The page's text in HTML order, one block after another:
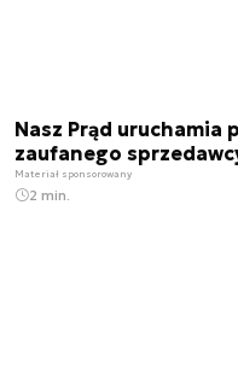
Nasz Prąd uruchamia
zaufanego
Materiał sponsorowany
2 min.